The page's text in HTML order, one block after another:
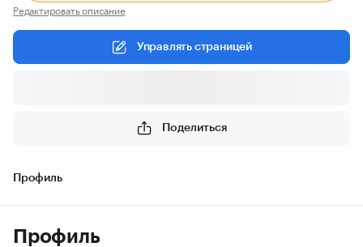
Редактировать описание
Управлять страницей
Поделиться
Профиль
Профиль